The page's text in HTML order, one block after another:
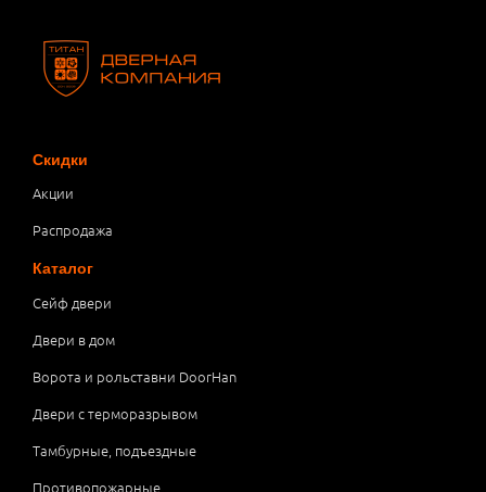
Скидки
Акции
Распродажа
Каталог
Сейф двери
Двери в дом
Ворота и рольставни DoorHan
Двери с терморазрывом
Тамбурные, подъездные
Противопожарные